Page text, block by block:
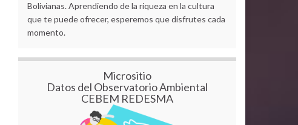
Bolivianas. Aprendiendo de la riqueza en la cultura
que te puede ofrecer, esperemos que disfrutes cada
momento.
Micrositio
Datos del Observatorio Ambiental
CEBEM REDESMA